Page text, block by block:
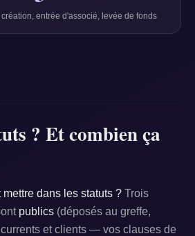
entrée d'associé, levée de fonds
? Et combien ça
dans les statuts ? Trois
publics (déposés au greffe,
et clients — vos clauses de